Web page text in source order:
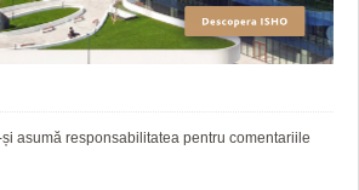
asumă responsabilitatea pentru comentariile